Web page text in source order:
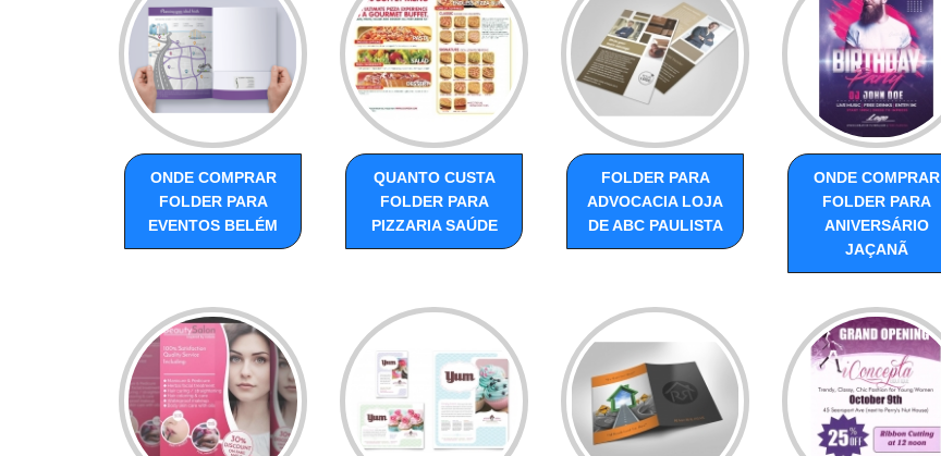
ONDE COMPRAR
FOLDER PARA
EVENTOS BELÉM
QUANTO CUSTA
FOLDER PARA
PIZZARIA SAÚDE
FOLDER PARA
ADVOCACIA LOJA
DE ABC PAULISTA
ONDE COMPRAR
FOLDER PARA
ANIVERSÁRIO
JAÇANÃ